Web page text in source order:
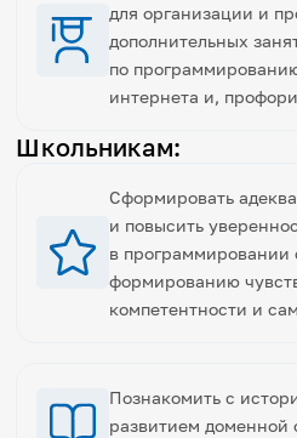
для организации и
дополнительных
по
интернета и,
Школьникам:
Сформировать
и повысить
в программировании
формированию
компетентности и
Познакомить с
развитием доменной